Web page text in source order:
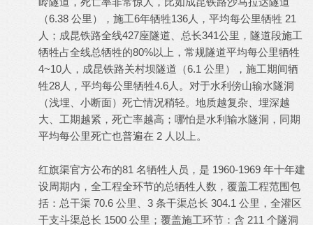
（6.38 公里），施工6年牺牲136人，平均每公里牺牲 21
人；成昆铁路全线427座隧道、总长341公里，隧道段施工
牺牲占全线总牺牲的80%以上，常规隧道平均每公里牺牲
4~10人，成昆铁路关村坝隧道（6.1 公里），施工期间牺
牲28人，平均每公里牺牲4.6人。对于水利傍山输水隧洞
（浅埋、小断面）死亡情况稍轻。地质越复杂、埋深越
大、工期越紧，死亡率越高；哪怕是水利输水隧洞，同期
平均每公里死亡也普遍在 2 人以上。
红旗渠官方公布的81 名牺牲人员，是 1960-1969 年十年建
设周期内，全工程全环节的总牺牲人数，覆盖工程范围包
括：总干渠 70.6 公里、3 条干渠总长 304.1 公里，全灌区
干支斗渠总长 1500 公里；覆盖施工环节：含 211 个隧洞